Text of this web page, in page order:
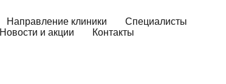
Направление клиники
Специалисты
Новости и акции Контакты